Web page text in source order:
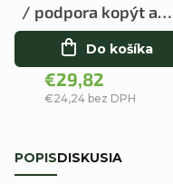
/ podpora kopýt a
srsti
€24,24 bez DPH
€29,82
Do košíka
POPISDISKUSIA